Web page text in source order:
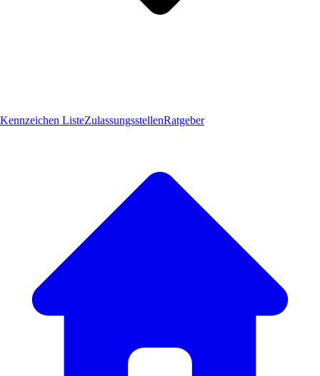
Kennzeichen ListeZulassungsstellenRatgeber